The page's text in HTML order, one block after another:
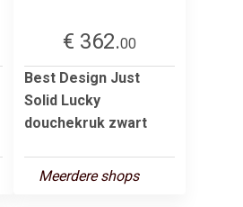
€ 362.00
Best Design Just
Solid Lucky
douchekruk zwart
Meerdere shops